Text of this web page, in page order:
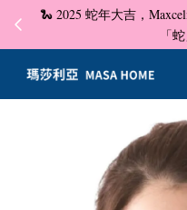
🐍 2025 蛇年大吉，
「
您的購物